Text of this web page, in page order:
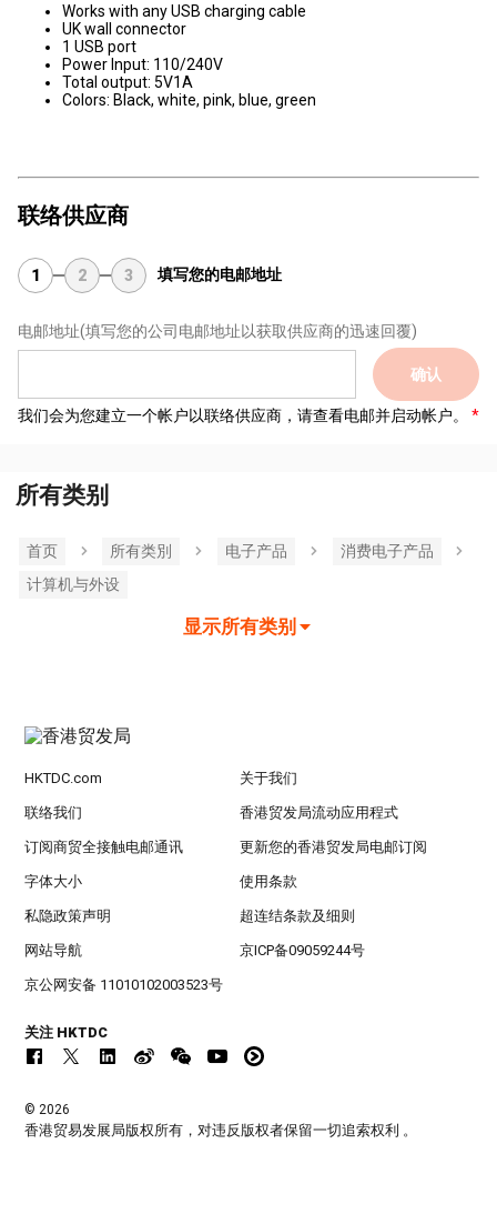
Works with any USB charging cable
UK wall connector
1 USB port
Power Input: 110/240V
Total output: 5V1A
Colors: Black, white, pink, blue, green
联络供应商
1 2 3 填写您的电邮地址
电邮地址(填写您的公司电邮地址以获取供应商的迅速回覆)
确认
我们会为您建立一个帐户以联络供应商，请查看电邮并启动帐户。
所有类别
首页 所有类別 电子产品
消费电子产品
计算机与外设
显示所有类别
HKTDC.com 关于我们
联络我们 香港贸发局流动应用程式
订阅商贸全接触电邮通讯 更新您的香港贸发局电邮订阅
字体大小 使用条款
私隐政策声明 超连结条款及细则
网站导航 京ICP备09059244号
京公网安备 11010102003523号
关注 HKTDC
© 2026
香港贸易发展局版权所有，对违反版权者保留一切追索权利 。